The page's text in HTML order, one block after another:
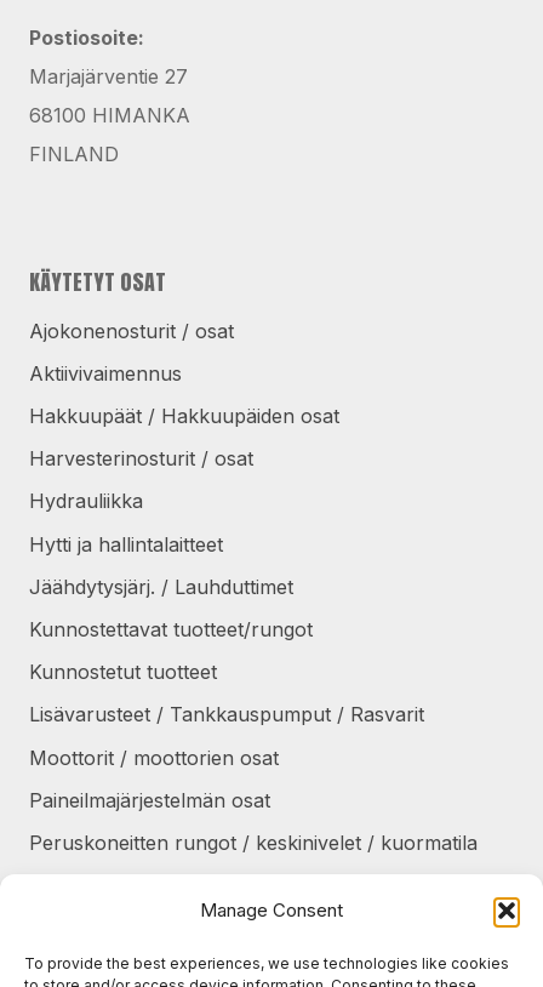
Manage Consent
To provide the best experiences, we use technologies like cookies
Postiosoite:
Marjajärventie 27
68100 HIMANKA
FINLAND
KÄYTETYT OSAT
Ajokonenosturit / osat
Aktiivivaimennus
Hakkuupäät / Hakkuupäiden osat
Harvesterinosturit / osat
Hydrauliikka
Hytti ja hallintalaitteet
Jäähdytysjärj. / Lauhduttimet
Kunnostettavat tuotteet/rungot
Kunnostetut tuotteet
Lisävarusteet / Tankkauspumput / Rasvarit
Moottorit / moottorien osat
Paineilmajärjestelmän osat
Peruskoneitten rungot / keskinivelet / kuormatila
Suojapellit / panssarit / portaat